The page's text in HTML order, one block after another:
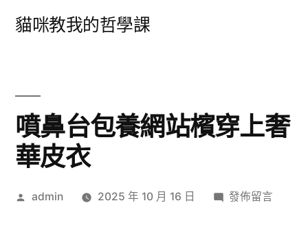
貓咪教我的哲學課
噴鼻台包養網站檳穿上奢
華皮衣
作
admin 2025 年 10 月 16 日
在
發佈留言